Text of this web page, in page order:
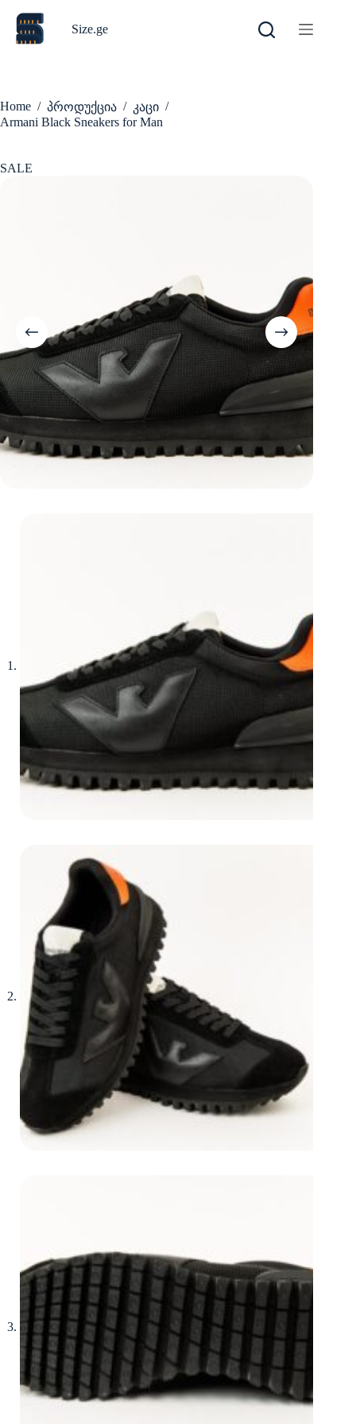
content
Size.ge
Home / პროდუქცია / კაცი /
Armani Black Sneakers for Man
SALE